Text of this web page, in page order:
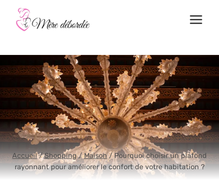
contenu
Accueil / Shopping / Maison / Pourquoi choisir un plafond
rayonnant pour améliorer le confort de votre habitation ?